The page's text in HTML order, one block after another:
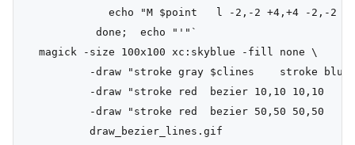
echo "M $point   l -2,-2 +4,+4 -2,-2
           done;  echo "'"`
  magick -size 100x100 xc:skyblue -fill none \
-draw "stroke gray $clines    stroke blue
-draw "stroke red  bezier 10,10 10,10
-draw "stroke red  bezier 50,50 50,50